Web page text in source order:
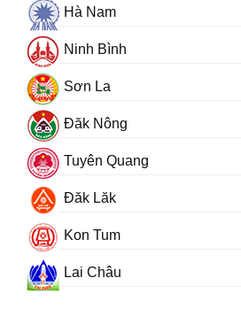
Hà Nam
Ninh Bình
Sơn La
Đăk Nông
Tuyên Quang
Đăk Lăk
Kon Tum
Lai Châu